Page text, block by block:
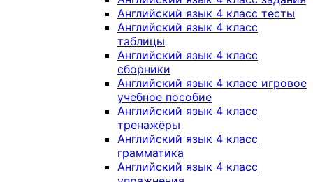
Английский язык 4 класс тесты
Английский язык 4 класс
таблицы
Английский язык 4 класс
сборники
Английский язык 4 класс игровое
учебное пособие
Английский язык 4 класс
тренажёры
Английский язык 4 класс
грамматика
Английский язык 4 класс